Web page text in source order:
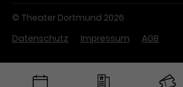
© Theater Dortmund 2026
Datenschutz
Impressum AGB